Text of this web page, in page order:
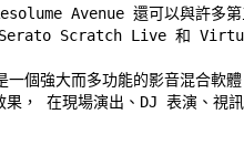
Avenue 還可以與許多
Serato Scratch Live 和
個強大而多功能的影音混合軟
果， 在現場演出、DJ 表演、視